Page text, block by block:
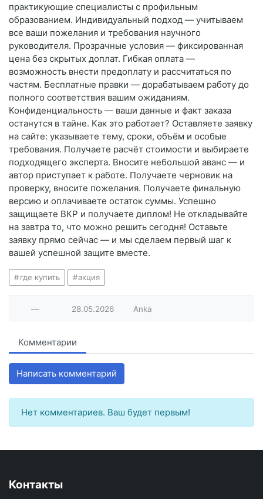
практикующие специалисты с профильным
образованием. Индивидуальный подход — учитываем
все ваши пожелания и требования научного
руководителя. Прозрачные условия — фиксированная
цена без скрытых доплат. Гибкая оплата —
возможность внести предоплату и рассчитаться по
частям. Бесплатные правки — дорабатываем работу до
полного соответствия вашим ожиданиям.
Конфиденциальность — ваши данные и факт заказа
останутся в тайне. Как это работает? Оставляете заявку
на сайте: указываете тему, сроки, объём и особые
требования. Получаете расчёт стоимости и выбираете
подходящего эксперта. Вносите небольшой аванс — и
автор приступает к работе. Получаете черновик на
проверку, вносите пожелания. Получаете финальную
версию и оплачиваете остаток суммы. Успешно
защищаете ВКР и получаете диплом! Не откладывайте
на завтра то, что можно решить сегодня! Оставьте
заявку прямо сейчас — и мы сделаем первый шаг к
вашей успешной защите вместе.
где купить акция
— 28.05.2026 Anka
Комментарии
Написать комментарий
Нет комментариев. Ваш будет первым!
Контакты